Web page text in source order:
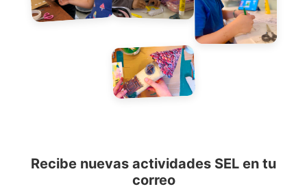
Recibe nuevas actividades SEL en tu
correo